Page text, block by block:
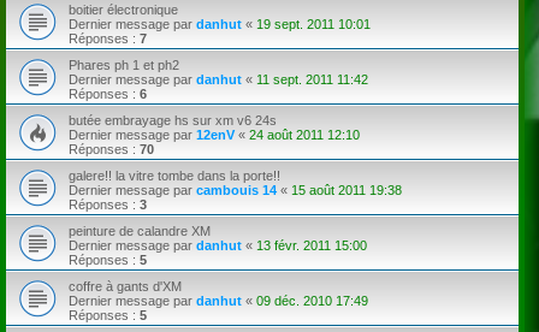
boitier électronique
Dernier message par danhut « 19 sept. 2011 10:01
Réponses : 7
Phares ph 1 et ph2
Dernier message par danhut « 11 sept. 2011 11:42
Réponses : 6
butée embrayage hs sur xm v6 24s
Dernier message par 12enV« 24 août 2011 12:10
Réponses : 70
galere!! la vitre tombe dans la porte!!
Dernier message par cambouis 14 « 15 août 2011 19:38
Réponses : 3
peinture de calandre XM
Dernier message par danhut « 13 févr. 2011 15:00
Réponses : 5
coffre à gants d'XM
Dernier message par danhut « 09 déc. 2010 17:49
Réponses : 5